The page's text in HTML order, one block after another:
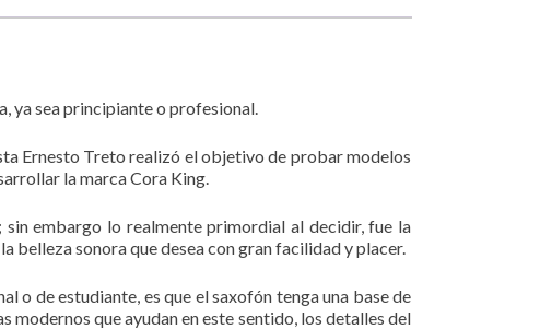
ya sea principiante o profesional.
Ernesto Treto realizó el objetivo de probar modelos
la marca Cora King.
sin embargo lo realmente primordial al decidir, fue la
belleza sonora que desea con gran facilidad y placer.
o de estudiante, es que el saxofón tenga una base de
modernos que ayudan en este sentido, los detalles del